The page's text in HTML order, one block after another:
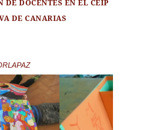
DE DOCENTES EN EL CEIP
DE CANARIAS